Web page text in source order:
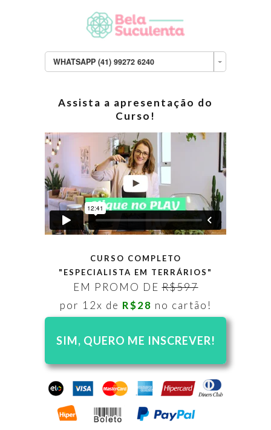
WHATSAPP (41) 99272 6240
Assista a apresentação do
Curso!
CURSO COMPLETO
"ESPECIALISTA EM TERRÁRIOS"
EM PROMO DER$597
por 12x de R$28 no cartão!
SIM, QUERO ME INSCREVER!